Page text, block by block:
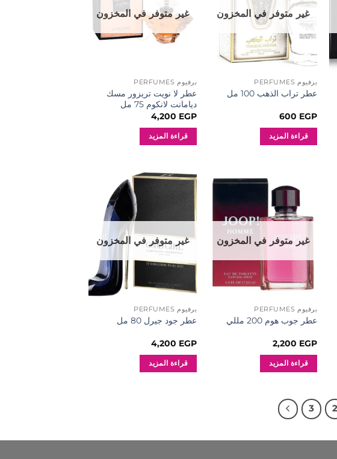
غير متوفر في المخزون
برفيوم PERFUMES
عطر تراب الذهب 100 مل
600 EGP
قراءة المزيد
غير متوفر في المخزون
برفيوم PERFUMES
عطر لا نويت تريزور مسك
ديامانت لانكوم 75 مل
4,200 EGP
قراءة المزيد
إضافة
المفضلة
غير متوفر في المخزون
برفيوم PERFUMES
عطر جوب هوم 200 مللي
2,200 EGP
قراءة المزيد
إضافة
المفضلة
غير متوفر في المخزون
برفيوم PERFUMES
عطر جود جيرل 80 مل
4,200 EGP
قراءة المزيد
2
3